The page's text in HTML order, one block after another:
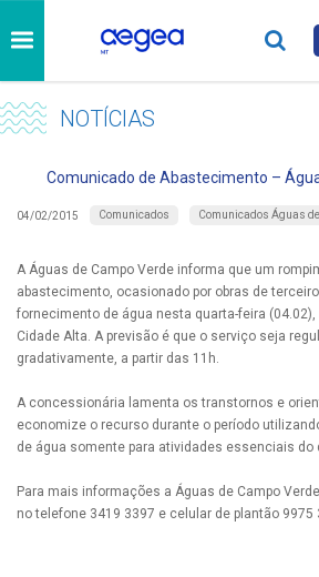
NOTÍCIAS
Comunicado de Abastecimento –
04/02/2015 Comunicados Comunicados Águas
A Águas de Campo Verde informa que um
abastecimento, ocasionado por obras de
fornecimento de água nesta quarta-feira
Cidade Alta. A previsão é que o serviço seja
gradativamente, a partir das 11h.
A concessionária lamenta os transtornos e
economize o recurso durante o período
de água somente para atividades essenciais do
Para mais informações a Águas de Campo
no telefone 3419 3397 e celular de plantão 9975